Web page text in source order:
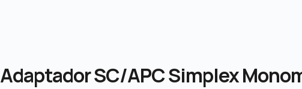
Adaptador SC/APC Simplex